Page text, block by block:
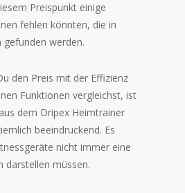
Preispunkt einige
fehlen könnten, die in
werden.
den Preis mit der Effizienz
Funktionen vergleichst, ist
dem Dripex Heimtrainer
beeindruckend. Es
nicht immer eine
darstellen müssen.